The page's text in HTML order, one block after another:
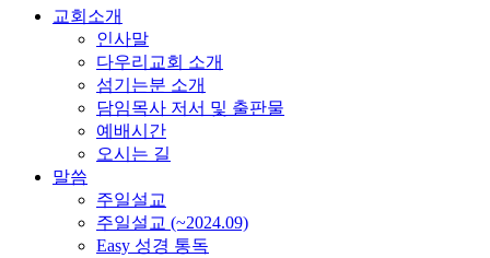
교회소개
인사말
다우리교회 소개
섬기는분 소개
담임목사 저서 및 출판물
예배시간
오시는 길
말씀
주일설교
주일설교 (~2024.09)
Easy 성경 통독